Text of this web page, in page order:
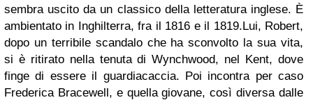
sembra uscito da un classico della letteratura inglese. È
ambientato in Inghilterra, fra il 1816 e il 1819.Lui, Robert,
dopo un terribile scandalo che ha sconvolto la sua vita,
si è ritirato nella tenuta di Wynchwood, nel Kent, dove
finge di essere il guardiacaccia. Poi incontra per caso
Frederica Bracewell, e quella giovane, così diversa dalle